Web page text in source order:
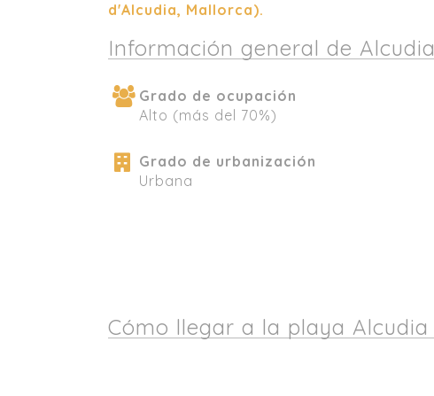
d'Alcudia, Mallorca).
Información general de Alcudia
Grado de ocupación
Alto (más del 70%)
Grado de urbanización
Urbana
Cómo llegar a la playa Alcudia